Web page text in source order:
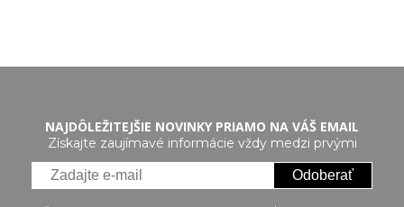
NAJDÔLEŽITEJŠIE NOVINKY PRIAMO NA VÁŠ EMAIL
Získajte zaujímavé informácie vždy medzi prvými
Odoberať